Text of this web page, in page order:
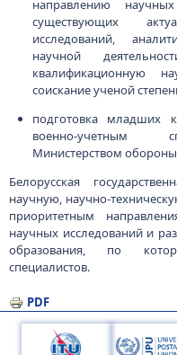
направлению
существующих
исследований,
научной
квалификационную
соискание ученой
подготовка младших
военно-учетным
Министерством
Белорусская
научную, научно-
приоритетным
научных исследований и
образования, по
специалистов.
PDF